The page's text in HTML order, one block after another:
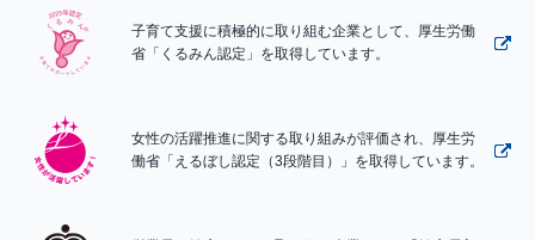
子育て支援に積極的に取り組む企業として、厚生労働
省「くるみん認定」を取得しています。
女性の活躍推進に関する取り組みが評価され、厚生労
働省「えるぼし認定（3段階目）」を取得しています。